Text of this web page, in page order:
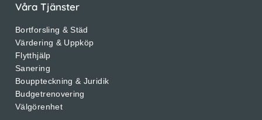
Våra Tjänster
Bortforsling & Städ
Värdering & Uppköp
Flytthjälp
Sanering
Bouppteckning & Juridik
Budgetrenovering
Välgörenhet